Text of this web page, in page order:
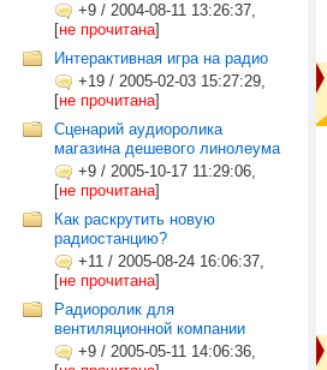
+9 / 2004-08-11 13:26:37,
[не прочитана]
Интерактивная игра на радио
+19 / 2005-02-03 15:27:29,
[не прочитана]
Сценарий аудиоролика
магазина дешевого линолеума
+9 / 2005-10-17 11:29:06,
[не прочитана]
Как раскрутить новую
радиостанцию?
+11 / 2005-08-24 16:06:37,
[не прочитана]
Радиоролик для
вентиляционной компании
+9 / 2005-05-11 14:06:36,